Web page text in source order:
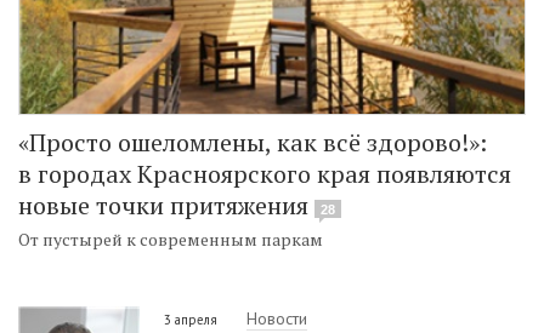
«Просто ошеломлены, как всё здорово!»:
в городах Красноярского края появляются
новые точки притяжения
28
От пустырей к современным паркам
3 апреля Новости